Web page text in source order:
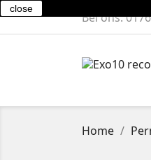
Bel ons:
Home
close